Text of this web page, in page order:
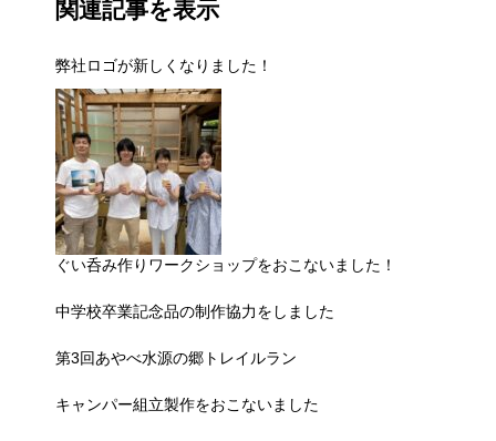
関連記事を表示
弊社ロゴが新しくなりました！
ぐい呑み作りワークショップをおこないました！
中学校卒業記念品の制作協力をしました
第3回あやべ水源の郷トレイルラン
キャンパー組立製作をおこないました